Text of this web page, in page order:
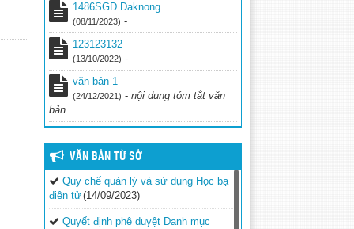
1486SGD Daknong
(08/11/2023) -
123123132
(13/10/2022) -
văn bản 1
(24/12/2021) - nội dung tóm tắt văn
bản
VĂN BẢN TỪ SỞ
Quy chế quản lý và sử dụng Học bạ
điện tử(14/09/2023)
Quyết định phê duyệt Danh mục